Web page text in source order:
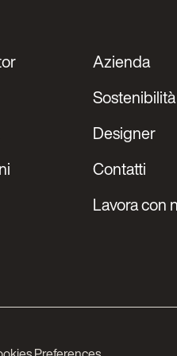
Azienda
Sostenibilità
Designer
Contatti
Lavora con